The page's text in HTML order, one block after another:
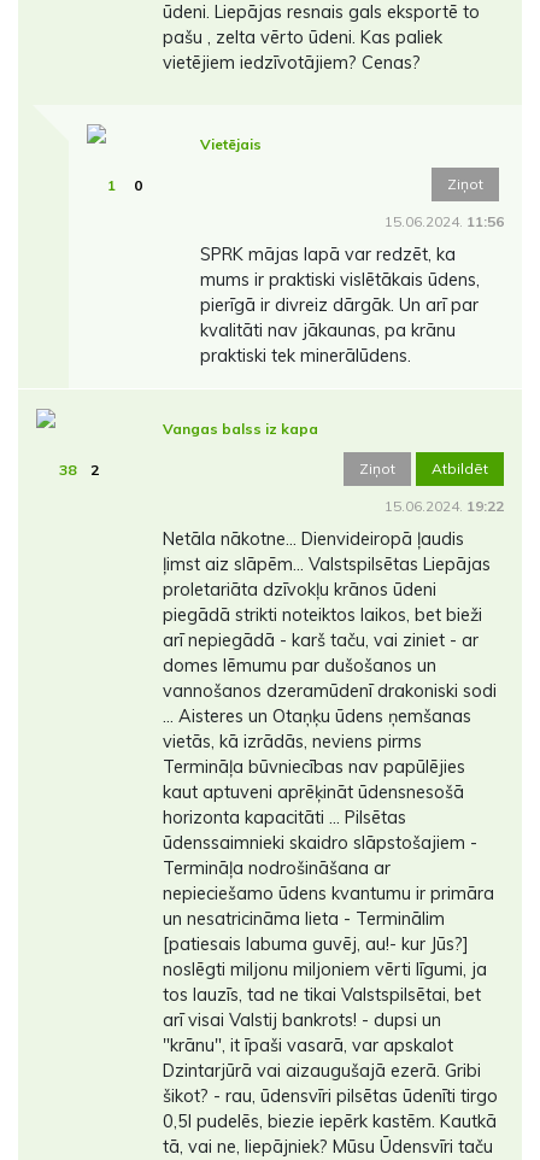
ūdeni. Liepājas resnais gals eksportē to
pašu , zelta vērto ūdeni. Kas paliek
vietējiem iedzīvotājiem? Cenas?
1 0
Vietējais
Ziņot
15.06.2024. 11:56
SPRK mājas lapā var redzēt, ka
mums ir praktiski vislētākais ūdens,
pierīgā ir divreiz dārgāk. Un arī par
kvalitāti nav jākaunas, pa krānu
praktiski tek minerālūdens.
38 2
Vangas balss iz kapa
Ziņot Atbildēt
15.06.2024. 19:22
Netāla nākotne... Dienvideiropā ļaudis
ļimst aiz slāpēm... Valstspilsētas Liepājas
proletariāta dzīvokļu krānos ūdeni
piegādā strikti noteiktos laikos, bet bieži
arī nepiegādā - karš taču, vai ziniet - ar
domes lēmumu par dušošanos un
vannošanos dzeramūdenī drakoniski sodi
... Aisteres un Otaņķu ūdens ņemšanas
vietās, kā izrādās, neviens pirms
Termināļa būvniecības nav papūlējies
kaut aptuveni aprēķināt ūdensnesošā
horizonta kapacitāti ... Pilsētas
ūdenssaimnieki skaidro slāpstošajiem -
Termināļa nodrošināšana ar
nepieciešamo ūdens kvantumu ir primāra
un nesatricināma lieta - Terminālim
[patiesais labuma guvēj, au!- kur Jūs?]
noslēgti miljonu miljoniem vērti līgumi, ja
tos lauzīs, tad ne tikai Valstspilsētai, bet
arī visai Valstij bankrots! - dupsi un
"krānu", it īpaši vasarā, var apskalot
Dzintarjūrā vai aizaugušajā ezerā. Gribi
šikot? - rau, ūdensvīri pilsētas ūdenīti tirgo
0,5l pudelēs, biezie iepērk kastēm. Kautkā
tā, vai ne, liepājniek? Mūsu Ūdensvīri taču